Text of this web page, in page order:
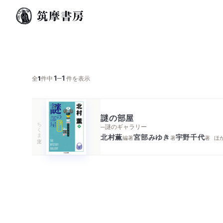
全1件中1─1件を表示
ちくま文庫
謎の部屋
─謎のギャラリー
北村薫編著宮部みゆき著宇野千代著 ほ